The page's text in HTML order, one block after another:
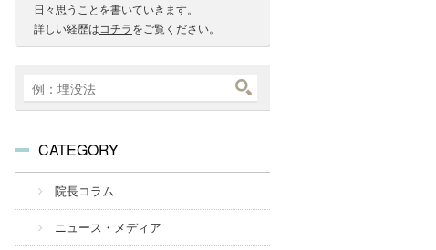
日々思うことを書いていきます。
詳しい経歴はコチラをご覧ください。
CATEGORY
院長コラム
ニュース・メディア